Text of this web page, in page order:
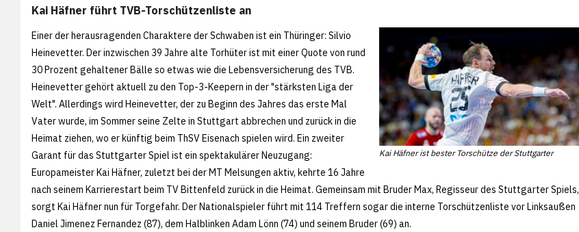
Kai Häfner führt TVB-Torschützenliste an
Kai Häfner ist bester Torschütze der Stuttgarter
Einer der herausragenden Charaktere der Schwaben ist ein Thüringer: Silvio
Heinevetter. Der inzwischen 39 Jahre alte Torhüter ist mit einer Quote von rund
30 Prozent gehaltener Bälle so etwas wie die Lebensversicherung des TVB.
Heinevetter gehört aktuell zu den Top-3-Keepern in der "stärksten Liga der
Welt". Allerdings wird Heinevetter, der zu Beginn des Jahres das erste Mal
Vater wurde, im Sommer seine Zelte in Stuttgart abbrechen und zurück in die
Heimat ziehen, wo er künftig beim ThSV Eisenach spielen wird. Ein zweiter
Garant für das Stuttgarter Spiel ist ein spektakulärer Neuzugang:
Europameister Kai Häfner, zuletzt bei der MT Melsungen aktiv, kehrte 16 Jahre
nach seinem Karrierestart beim TV Bittenfeld zurück in die Heimat. Gemeinsam mit Bruder Max, Regisseur des Stuttgarter Spiels,
sorgt Kai Häfner nun für Torgefahr. Der Nationalspieler führt mit 114 Treffern sogar die interne Torschützenliste vor Linksaußen
Daniel Jimenez Fernandez (87), dem Halblinken Adam Lönn (74) und seinem Bruder (69) an.